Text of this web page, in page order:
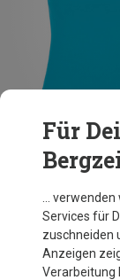
Du sparst 46%
Für
…
Services für
zuschneiden
Anzeigen
Verarbeitung